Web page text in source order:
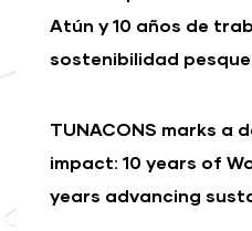
Atún y 10 años de
sostenibilidad
TUNACONS marks a
impact: 10 years of
years advancing